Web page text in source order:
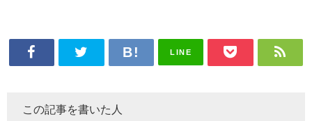
LINE
この記事を書いた人